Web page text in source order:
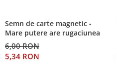
Semn de carte magnetic -
Mare putere are rugaciunea
6,00 RON
5,34 RON